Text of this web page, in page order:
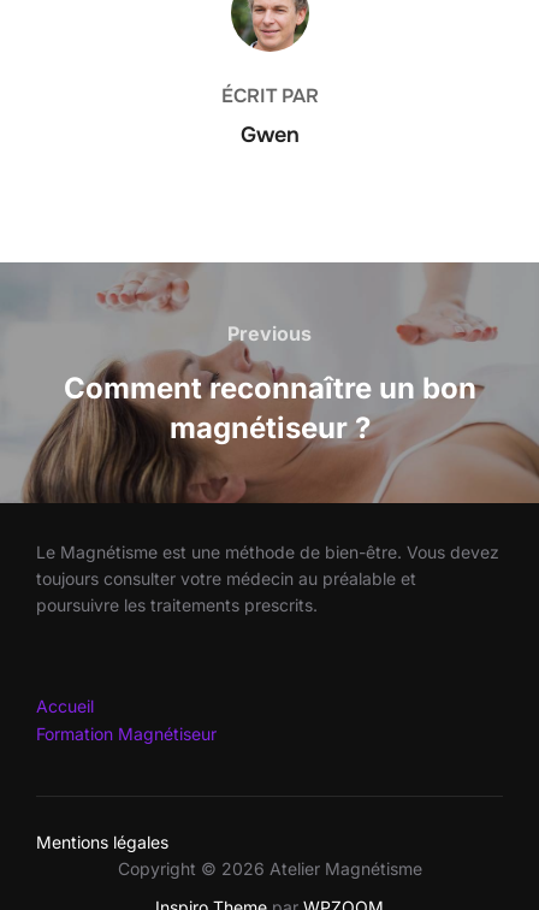
ÉCRIT PAR
Gwen
Navigation
l’article
Previous
Previous
Comment reconnaître un bon
magnétiseur ?
Le Magnétisme est une méthode de bien-être. Vous devez
toujours consulter votre médecin au préalable et
poursuivre les traitements prescrits.
Accueil
Formation Magnétiseur
Mentions légales
Copyright © 2026 Atelier Magnétisme